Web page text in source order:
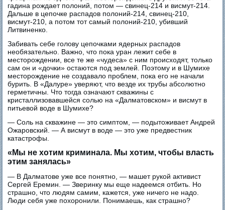
гадина рождает полоний, потом — свинец-214 и висмут-214.
Дальше в цепочке распадов полоний-214, свинец-210,
висмут-210, а потом тот самый полоний-210, убивший
Литвиненко.
Забивать себе голову цепочками ядерных распадов
необязательно. Важно, что пока уран лежит себе в
месторождении, все те же «чудеса» с ним происходят, только
сам он и «дочки» остаются под землей. Поэтому и в Шумихе
месторождение не создавало проблем, пока его не начали
бурить. В «Далуре» уверяют, что везде их трубы абсолютно
герметичны. Что тогда означают скважины с
кристаллизовавшейся солью на «Далматовском» и висмут в
питьевой воде в Шумихе?
— Соль на скважине — это симптом, — подытоживает Андрей
Ожаровский. — А висмут в воде — это уже предвестник
катастрофы.
«Мы не хотим криминала. Мы хотим, чтобы власть
этим занялась»
— В Далматове уже все понятно, — машет рукой активист
Сергей Еремин. — Зверинку мы еще надеемся отбить. Но
страшно, что людям самим, кажется, уже ничего не надо.
Люди себя уже похоронили. Понимаешь, как страшно?